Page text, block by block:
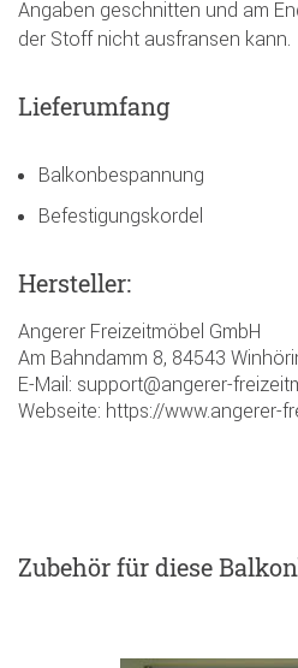
Angaben geschnitten und am
der Stoff nicht ausfransen kann.
Lieferumfang
Balkonbespannung
Befestigungskordel
Hersteller:
Angerer Freizeitmöbel GmbH
Am Bahndamm 8, 84543
E-Mail: support@angerer-
Webseite: https://www.angerer-
Zubehörfür diese